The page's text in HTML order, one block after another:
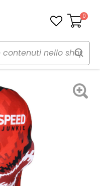
Carrello
0
Caschi accessori